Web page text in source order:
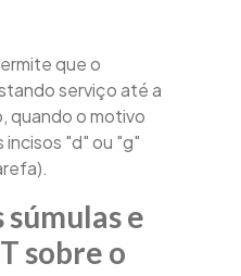
que o
serviço até a
quando o motivo
"d" ou "g"
súmulas e
sobre o